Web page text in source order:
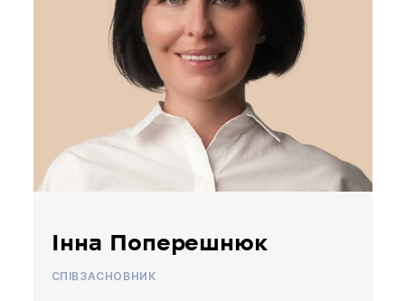
Інна Поперешнюк
СПІВЗАСНОВНИК